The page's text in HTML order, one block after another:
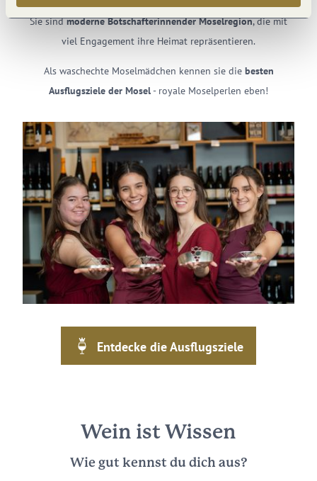
Sie sindmoderne Botschafterinnender Moselregion, die mit
viel Engagement ihre Heimat repräsentieren.
Als waschechte Moselmädchen kennen sie die besten
Ausflugsziele der Mosel- royale Moselperlen eben!
Entdecke die Ausflugsziele
Wein ist Wissen
Wie gut kennst du dich aus?